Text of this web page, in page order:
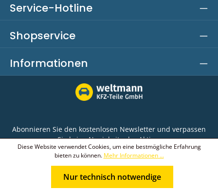
Service-Hotline
Shopservice
Informationen
Abonnieren Sie den kostenlosen Newsletter und verpassen
Sie keine Neuigkeit oder Aktion.
E-Mail-Adresse*
Datenschutzbestimmungenzur
Diese Website verwendet Cookies, um eine bestmögliche Erfahrung
bieten zu können. Mehr Informationen ...
Nur technisch notwendige